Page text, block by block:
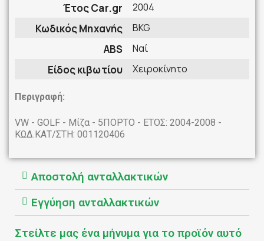
Έτος Car.gr 2004
Κωδικός Μηχανής BKG
ABS Ναί
Είδος κιβωτίου Χειροκίνητο
Περιγραφή:
VW - GOLF - Μίζα - 5ΠΟΡΤΟ - ΕΤΟΣ: 2004-2008 -
ΚΩΔ.ΚΑΤ/ΣΤΗ: 001120406
Αποστολή ανταλλακτικών
Εγγύηση ανταλλακτικών
Στείλτε μας ένα μήνυμα για το προϊόν αυτό